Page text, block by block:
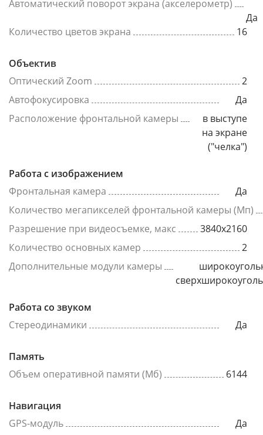
Автоматический поворот экрана (акселерометр)
Да
Количество цветов экрана
16
Объектив
Оптический Zoom
2
Автофокусировка
Да
Расположение фронтальной камеры
в выступе
на экране
("челка")
Работа с изображением
Фронтальная камера
Да
Количество мегапикселей фронтальной камеры (Мп)
Разрешение при видеосъемке, макс
3840x2160
Количество основных камер
2
Дополнительные модули камеры
Работа со звуком
Стереодинамики
Да
Память
Объем оперативной памяти (Мб)
6144
Навигация
GPS-модуль
Да